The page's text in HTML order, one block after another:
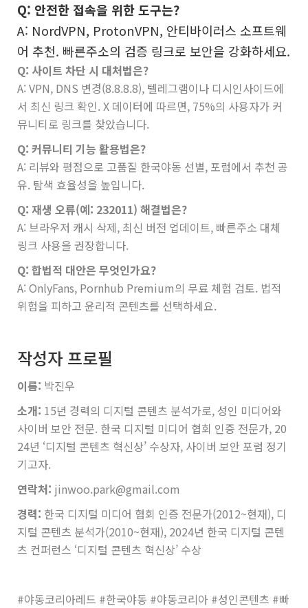
Q: 안전한 접속을 위한 도구는?
A: NordVPN, ProtonVPN, 안티바이러스 소프트웨
어 추천. 빠른주소의 검증 링크로 보안을 강화하세요.
Q: 사이트 차단 시 대처법은?
A: VPN, DNS 변경(8.8.8.8), 텔레그램이나 디시인사이드에
서 최신 링크 확인. X 데이터에 따르면, 75%의 사용자가 커
뮤니티로 링크를 찾았습니다.
Q: 커뮤니티 기능 활용법은?
A: 리뷰와 평점으로 고품질 한국야동 선별, 포럼에서 추천 공
유. 탐색 효율성을 높입니다.
Q: 재생 오류(예: 232011) 해결법은?
A: 브라우저 캐시 삭제, 최신 버전 업데이트, 빠른주소 대체
링크 사용을 권장합니다.
Q: 합법적 대안은 무엇인가요?
A: OnlyFans, Pornhub Premium의 무료 체험 검토. 법적
위험을 피하고 윤리적 콘텐츠를 선택하세요.
작성자 프로필
이름: 박진우
소개: 15년 경력의 디지털 콘텐츠 분석가로, 성인 미디어와
사이버 보안 전문. 한국 디지털 미디어 협회 인증 전문가, 20
24년 ‘디지털 콘텐츠 혁신상’ 수상자, 사이버 보안 포럼 정기
기고자.
연락처: jinwoo.park@gmail.com
경력: 한국 디지털 미디어 협회 인증 전문가(2012~현재), 디
지털 콘텐츠 분석가(2010~현재), 2024년 한국 디지털 콘텐
츠 컨퍼런스 ‘디지털 콘텐츠 혁신상’ 수상
#야동코리아레드 #한국야동 #야동코리아 #성인콘텐츠 #빠